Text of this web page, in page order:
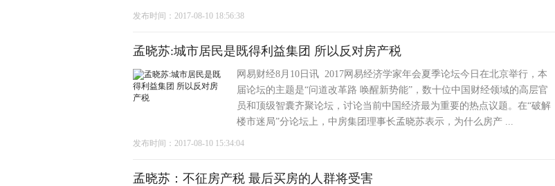
发布时间：2017-08-10 18:56:38
孟晓苏:城市居民是既得利益集团 所以反对房产税
网易财经8月10日讯 2017网易经济学家年会夏季论坛今日在北京举行，本
届论坛的主题是“问道改革路 唤醒新势能”，数十位中国财经领域的高层官
员和顶级智囊齐聚论坛，讨论当前中国经济最为重要的热点议题。在“破解
楼市迷局”分论坛上，中房集团理事长孟晓苏表示，为什么房产 ...
发布时间：2017-08-10 15:34:04
孟晓苏：不征房产税 最后买房的人群将受害